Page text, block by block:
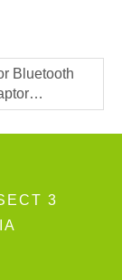
Bluetooth
3